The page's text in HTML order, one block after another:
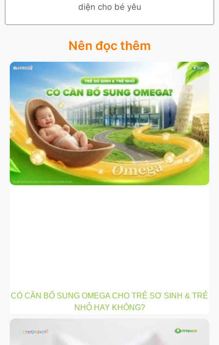
diện cho bé yêu
Nên đọc thêm
CÓ CẦN BỔ SUNG OMEGA CHO TRẺ SƠ SINH & TRẺ
NHỎ HAY KHÔNG?